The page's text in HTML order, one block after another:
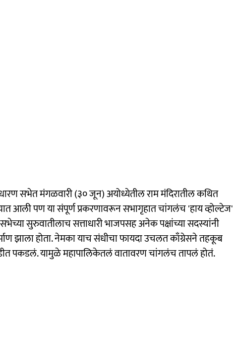
सभेत मंगळवारी (३० जून) अयोध्येतील राम मंदिरातील कथित
आली पण या संपूर्ण प्रकरणावरून सभागृहात चांगलंच 'हाय व्होल्टेज'
सुरुवातीलाच सत्ताधारी भाजपसह अनेक पक्षांच्या सदस्यांनी
झाला होता. नेमका याच संधीचा फायदा उचलत काँग्रेसने तहकूब
पकडलं. यामुळे महापालिकेतलं वातावरण चांगलंच तापलं होतं.